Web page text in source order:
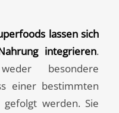
lassen sich
integrieren.
besondere
einer bestimmten
werden. Sie